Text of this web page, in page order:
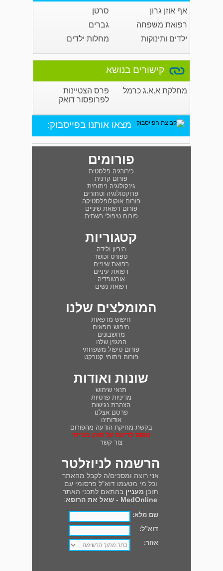
אף אוזן גרון
סרטן
רפואת משפחה
גברים
ילדים ותינוקות
מחלות ילדים
קישורים בנושא
מחלקת א.א.ג כרמל
פרס הצטיינות
לפרופסור דואק
מצאו אותנו בפייסבוק:
פורומים
כירורגיה פלסטית
פורום קרנית
גינקולוגיה ניתוחית
פרוקטולוגיה וטחורים
פורום אוקולופלסטיקה
פורום רפואת שיניים
פורום טיפולי רשתית
קטגוריות
היריון ולידה
ספורט וכושר
רפואת שיניים
רפואת עיניים
אורטופדיה
רפואת נשים
המומלצים שלנו
חיפוש מרפאות
חיפוש רופאים
מחשבונים
המגזין שלנו
פורום טיפול משפחתי
פורום ניתוחי קטרקט
שונות ואודות
תנאי שימוש
מדיניות פרטיות
הצהרת נגישות
פרסם אצלנו
אודותינו
בקשת מחיקת הודעה מהפורום
טופס לדיווח על תוכן בעייתי
צור קשר
הרשמה לניוזלטר
אני רוצה ומסכים/ה לקבל מהאתר
וכל מי מטעמו דוא"ל פרסומי עם
תוכן מעניין בהתאם לתכני האתר
MedOnline - שאל את הרופא
:
שם מלא:
דוא"ל:
אזור: